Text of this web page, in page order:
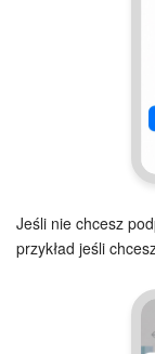
Jeśli nie chcesz
przykład jeśli